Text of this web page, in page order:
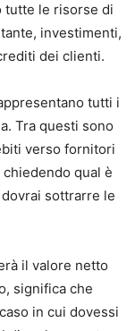
tutte le risorse di
investimenti,
dei clienti.
tutti i
Tra questi sono
verso fornitori
qual è
sottrarre le
il valore netto
significa che
in cui dovessi